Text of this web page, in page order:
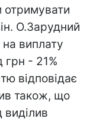
отримувати
О.Зарудний
виплату
грн - 21%
відповідає
також, що